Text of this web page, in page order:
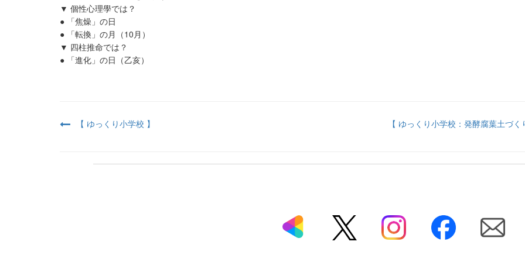
▼ 個性心理學では？
● 「焦燥」の日
● 「転換」の月（10月）
▼ 四柱推命では？
● 「進化」の日（乙亥）
【 ゆっくり小学校 】 【 ゆっくり小学校：発酵腐葉土づく